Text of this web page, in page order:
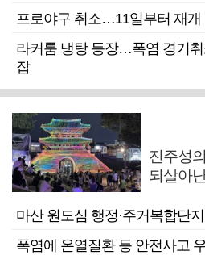
프로야구 취소…11일부터 재개
라커룸 냉탕 등장…폭염 경기
잡
진주성
되살아
마산 원도심 행정·주거복합단
폭염에 온열질환 등 안전사고